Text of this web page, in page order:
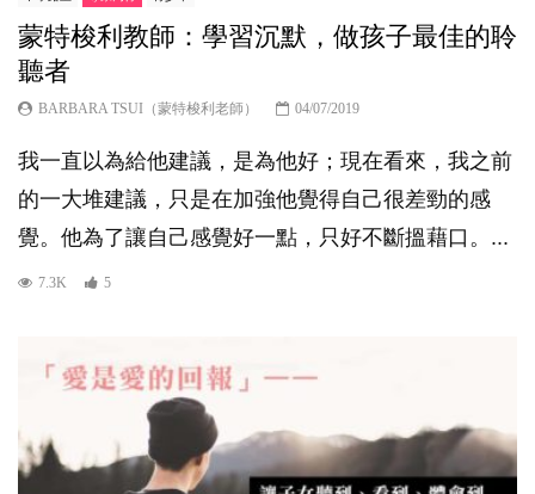
蒙特梭利教師：學習沉默，做孩子最佳的聆
聽者
BARBARA TSUI（蒙特梭利老師） 04/07/2019
我一直以為給他建議，是為他好；現在看來，我之前
的一大堆建議，只是在加強他覺得自己很差勁的感
覺。他為了讓自己感覺好一點，只好不斷搵藉口。...
7.3K 5